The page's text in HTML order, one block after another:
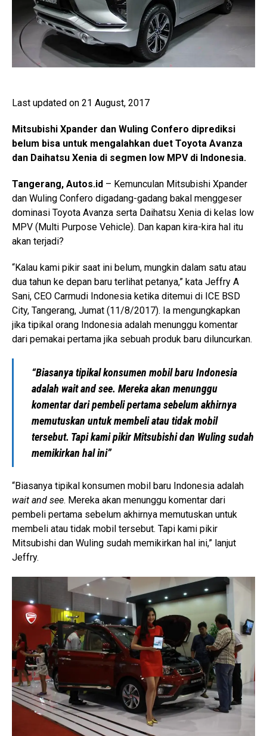
Last updated on 21 August, 2017
Mitsubishi Xpander dan Wuling Confero diprediksi
belum bisa untuk mengalahkan duet Toyota Avanza
dan Daihatsu Xenia di segmen low MPV di Indonesia.
Tangerang, Autos.id – Kemunculan Mitsubishi Xpander
dan Wuling Confero digadang-gadang bakal menggeser
dominasi Toyota Avanza serta Daihatsu Xenia di kelas low
MPV (Multi Purpose Vehicle). Dan kapan kira-kira hal itu
akan terjadi?
“Kalau kami pikir saat ini belum, mungkin dalam satu atau
dua tahun ke depan baru terlihat petanya,” kata Jeffry A
Sani, CEO Carmudi Indonesia ketika ditemui di ICE BSD
City, Tangerang, Jumat (11/8/2017). Ia mengungkapkan
jika tipikal orang Indonesia adalah menunggu komentar
dari pemakai pertama jika sebuah produk baru diluncurkan.
“Biasanya tipikal konsumen mobil baru Indonesia
adalah wait and see. Mereka akan menunggu
komentar dari pembeli pertama sebelum akhirnya
memutuskan untuk membeli atau tidak mobil
tersebut. Tapi kami pikir Mitsubishi dan Wuling sudah
memikirkan hal ini”
“Biasanya tipikal konsumen mobil baru Indonesia adalah
wait and see. Mereka akan menunggu komentar dari
pembeli pertama sebelum akhirnya memutuskan untuk
membeli atau tidak mobil tersebut. Tapi kami pikir
Mitsubishi dan Wuling sudah memikirkan hal ini,” lanjut
Jeffry.